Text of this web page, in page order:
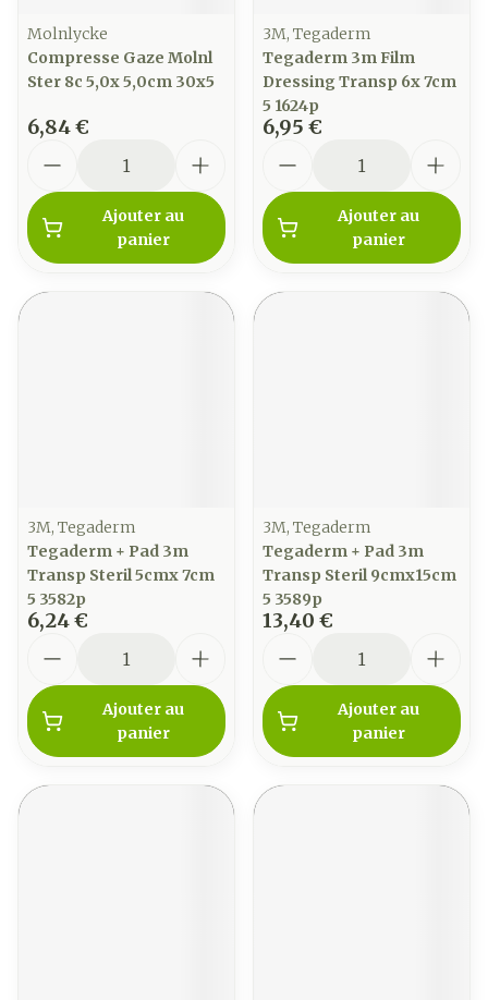
Molnlycke
Compresse Gaze Molnl
Ster 8c 5,0x 5,0cm 30x5
6,84 €
Ajouter au
panier
3M, Tegaderm
Tegaderm 3m Film
Dressing Transp 6x 7cm
5 1624p
6,95 €
Ajouter au
panier
3M, Tegaderm
Tegaderm + Pad 3m
Transp Steril 5cmx 7cm
5 3582p
6,24 €
Ajouter au
panier
3M, Tegaderm
Tegaderm + Pad 3m
Transp Steril 9cmx15cm
5 3589p
13,40 €
Ajouter au
panier